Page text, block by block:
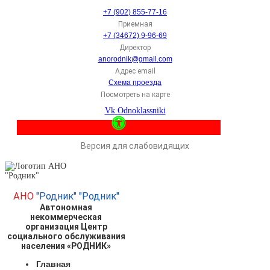
+7 (902) 855-77-16
Приемная
+7 (34672) 9-96-69
Директор
anorodnik@gmail.com
Адрес email
Схема проезда
Посмотреть на карте
Vk Odnoklassniki
Версия для слабовидящих
АНО "Родник" "Родник"
Автономная
некоммерческая
организация Центр
социального обслуживания
населения «РОДНИК»
Главная